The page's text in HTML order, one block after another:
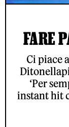
FARE
Ci piace
‘Per
instant hit